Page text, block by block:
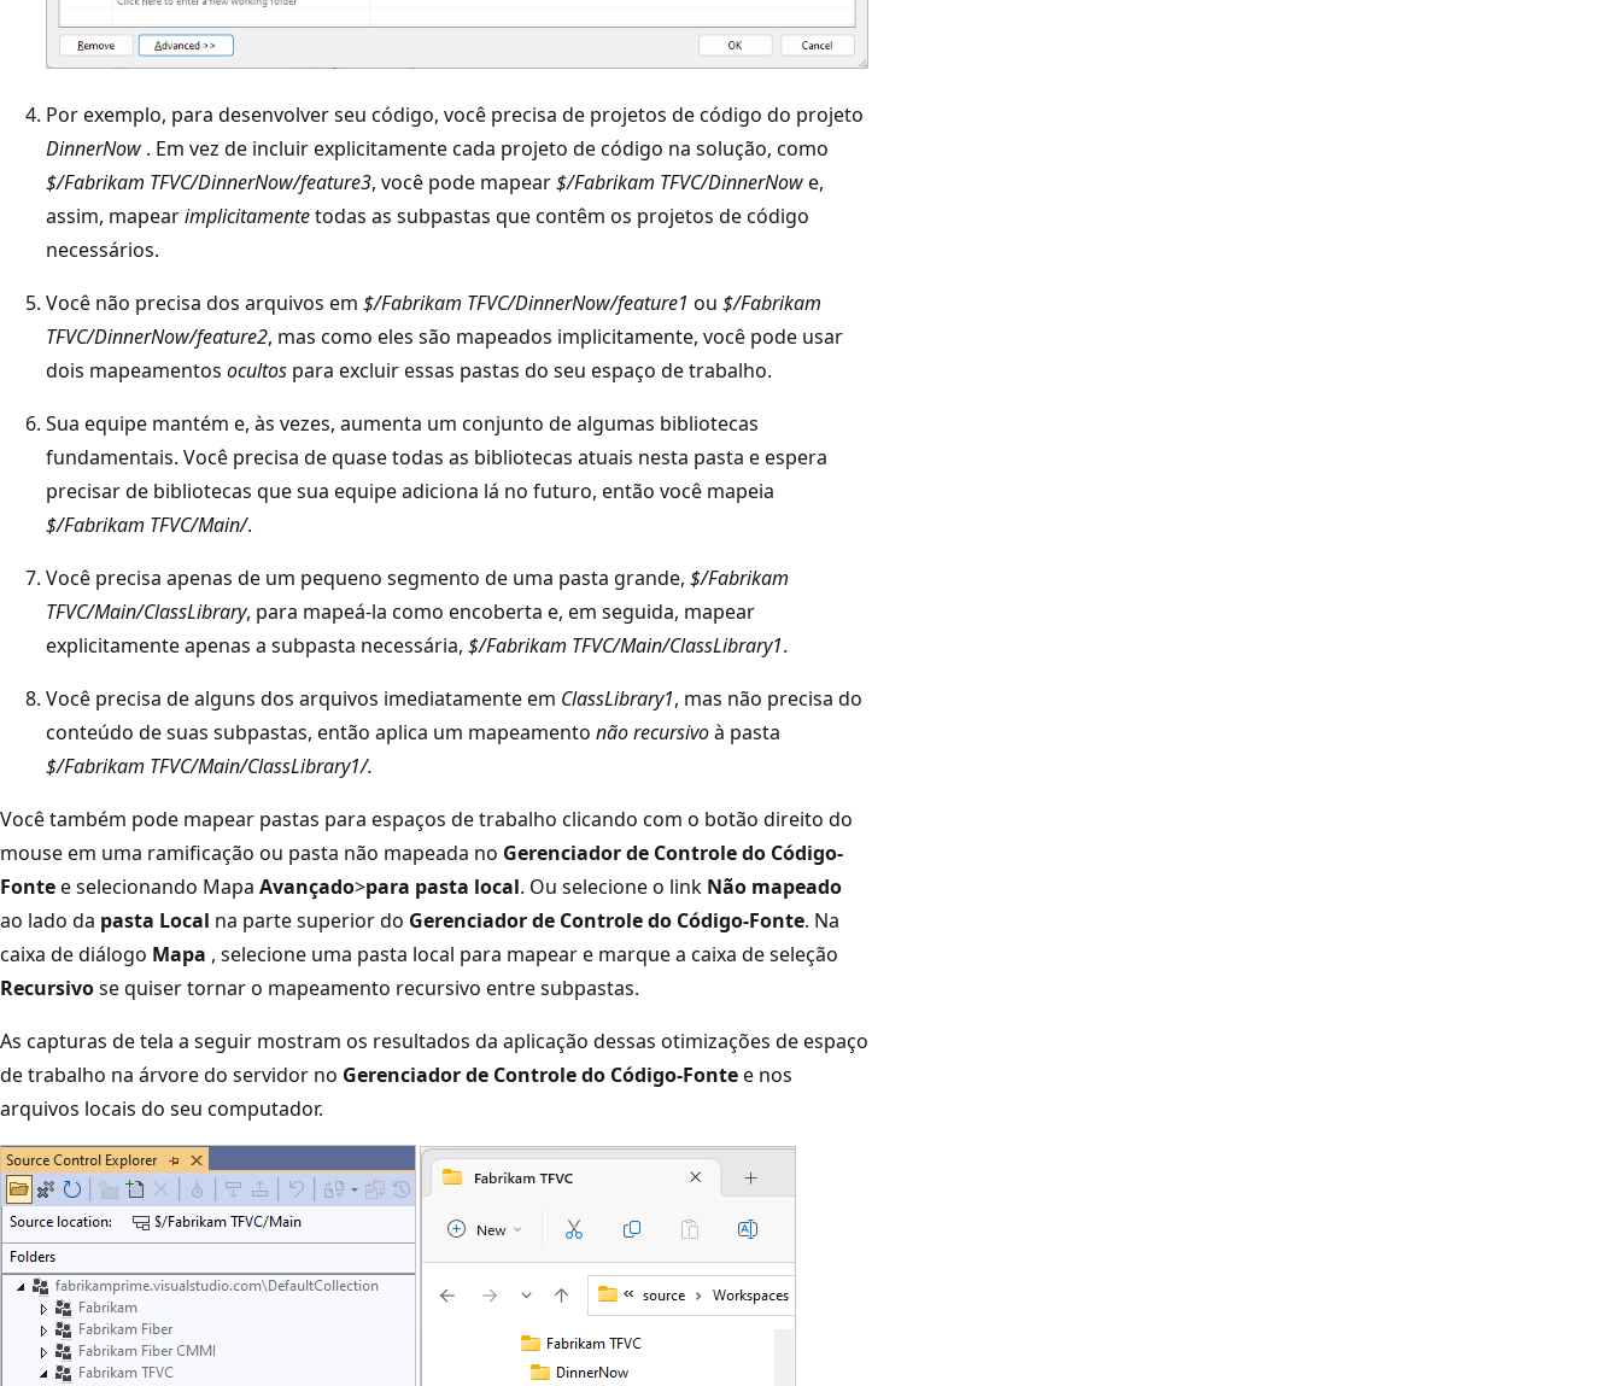
Por exemplo, para desenvolver seu código, você precisa de projetos de código do projeto
DinnerNow . Em vez de incluir explicitamente cada projeto de código na solução, como
$/Fabrikam TFVC/DinnerNow/feature3, você pode mapear$/Fabrikam TFVC/DinnerNowe,
assim, mapearimplicitamentetodas as subpastas que contêm os projetos de código
necessários.
Você não precisa dos arquivos em $/Fabrikam TFVC/DinnerNow/feature1 ou $/Fabrikam
TFVC/DinnerNow/feature2, mas como eles são mapeados implicitamente, você pode usar
dois mapeamentos ocultos para excluir essas pastas do seu espaço de trabalho.
Sua equipe mantém e, às vezes, aumenta um conjunto de algumas bibliotecas
fundamentais. Você precisa de quase todas as bibliotecas atuais nesta pasta e espera
precisar de bibliotecas que sua equipe adiciona lá no futuro, então você mapeia
$/Fabrikam TFVC/Main/.
Você precisa apenas de um pequeno segmento de uma pasta grande, $/Fabrikam
TFVC/Main/ClassLibrary, para mapeá-la como encoberta e, em seguida, mapear
explicitamente apenas a subpasta necessária, $/Fabrikam TFVC/Main/ClassLibrary1.
Você precisa de alguns dos arquivos imediatamente em ClassLibrary1, mas não precisa do
conteúdo de suas subpastas, então aplica um mapeamento não recursivoà pasta
$/Fabrikam TFVC/Main/ClassLibrary1/.
Você também pode mapear pastas para espaços de trabalho clicando com o botão direito do
mouse em uma ramificação ou pasta não mapeada no Gerenciador de Controle do Código-
Fontee selecionando Mapa Avançado>para pasta local. Ou selecione o link Não mapeado
ao lado da pasta Local na parte superior do Gerenciador de Controle do Código-Fonte. Na
caixa de diálogo Mapa , selecione uma pasta local para mapear e marque a caixa de seleção
Recursivose quiser tornar o mapeamento recursivo entre subpastas.
As capturas de tela a seguir mostram os resultados da aplicação dessas otimizações de espaço
de trabalho na árvore do servidor no Gerenciador de Controle do Código-Fontee nos
arquivos locais do seu computador.